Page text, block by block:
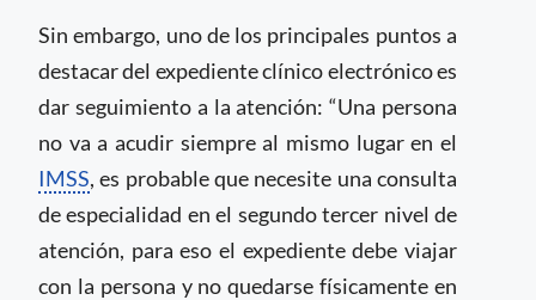
Sin embargo, uno de los principales puntos a
destacar del expediente clínico electrónico es
dar seguimiento a la atención: “Una persona
no va a acudir siempre al mismo lugar en el
IMSS, es probable que necesite una consulta
de especialidad en el segundo tercer nivel de
atención, para eso el expediente debe viajar
con la persona y no quedarse físicamente en